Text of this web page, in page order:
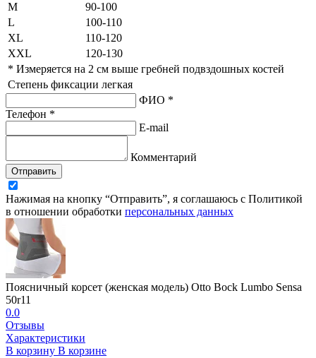
M
90-100
L
100-110
XL
110-120
XXL
120-130
* Измеряется на 2 см выше гребней подвздошных костей
Степень фиксации легкая
ФИО *
Телефон *
E-mail
Комментарий
Отправить
Нажимая на кнопку “Отправить”, я соглашаюсь с Политикой
в отношении обработки персональных данных
Поясничный корсет (женская модель) Otto Bock Lumbo Sensa
50r11
0.0
Отзывы
Характеристики
В корзину В корзине